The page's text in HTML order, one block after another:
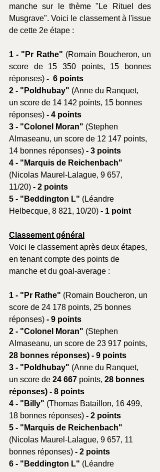
manche sur le thème "Le Rituel des
Musgrave". Voici le classement à l'issue
de cette 2e étape :
1 - "Pr Rathe" (Romain Boucheron, un
score de 15 350 points, 15 bonnes
réponses) -  6 points
2 - "Poldhubay" (Anne du Ranquet,
un score de 14 142 points, 15 bonnes
réponses) - 4 points
3 - "Colonel Moran" (Stephen
Almaseanu, un score de 12 147 points,
14 bonnes réponses) - 3 points
4 - "Marquis de Reichenbach"
(Nicolas Maurel-Lalague, 9 657,
11/20) - 2 points
5 - "Beddington L" (Léandre
Helbecque, 8 821, 10/20) - 1 point
Classement général
Voici le classement après deux étapes,
en tenant compte des points de
manche et du goal-average :
1 - "Pr Rathe" (Romain Boucheron, un
score de 24 178 points, 25 bonnes
réponses) - 9 points
2 - "Colonel Moran" (Stephen
Almaseanu, un score de 23 917 points,
28 bonnes réponses) - 9 points
3 - "Poldhubay" (Anne du Ranquet,
un score de 24 667 points, 28 bonnes
réponses) - 8 points
4 - "Billy" (Thomas Bataillon, 16 499,
18 bonnes réponses) - 2 points
5 - "Marquis de Reichenbach"
(Nicolas Maurel-Lalague, 9 657, 11
bonnes réponses) - 2 points
6 - "Beddington L" (Léandre